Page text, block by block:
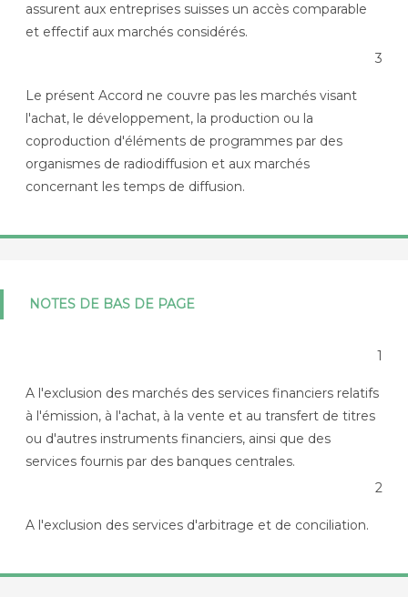
assurent aux entreprises suisses un accès comparable
et effectif aux marchés considérés.
3
Le présent Accord ne couvre pas les marchés visant
l'achat, le développement, la production ou la
coproduction d'éléments de programmes par des
organismes de radiodiffusion et aux marchés
concernant les temps de diffusion.
NOTES DE BAS DE PAGE
1
A l'exclusion des marchés des services financiers relatifs
à l'émission, à l'achat, à la vente et au transfert de titres
ou d'autres instruments financiers, ainsi que des
services fournis par des banques centrales.
2
A l'exclusion des services d'arbitrage et de conciliation.